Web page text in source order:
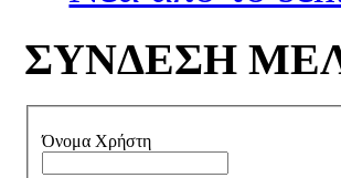
ΣΥΝΔΕΣΗ
Όνομα Χρήστη